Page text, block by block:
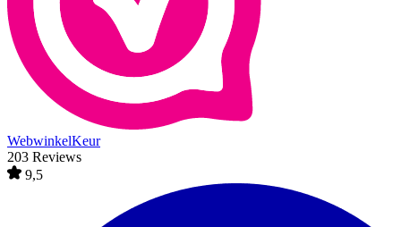
WebwinkelKeur
203 Reviews
9,5